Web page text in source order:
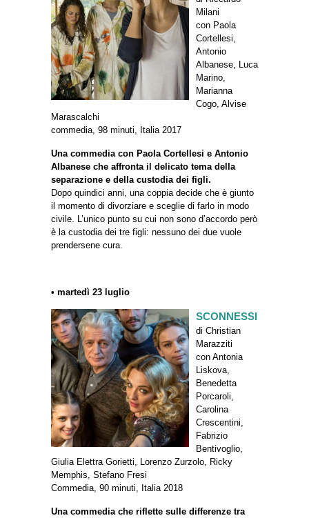
Milani
con Paola
Cortellesi,
Antonio
Albanese, Luca
Marino,
Marianna
Cogo, Alvise
Marascalchi
commedia, 98 minuti, Italia 2017
Una commedia con Paola Cortellesi e Antonio
Albanese che affronta il delicato tema della
separazione e della custodia dei figli.
Dopo quindici anni, una coppia decide che è giunto
il momento di divorziare e sceglie di farlo in modo
civile. L’unico punto su cui non sono d’accordo però
è la custodia dei tre figli: nessuno dei due vuole
prendersene cura.
• martedì 23 luglio
SCONNESSI
di Christian
Marazziti
con Antonia
Liskova,
Benedetta
Porcaroli,
Carolina
Crescentini,
Fabrizio
Bentivoglio,
Giulia Elettra Gorietti, Lorenzo Zurzolo, Ricky
Memphis, Stefano Fresi
Commedia, 90 minuti, Italia 2018
Una commedia che riflette sulle differenze tra